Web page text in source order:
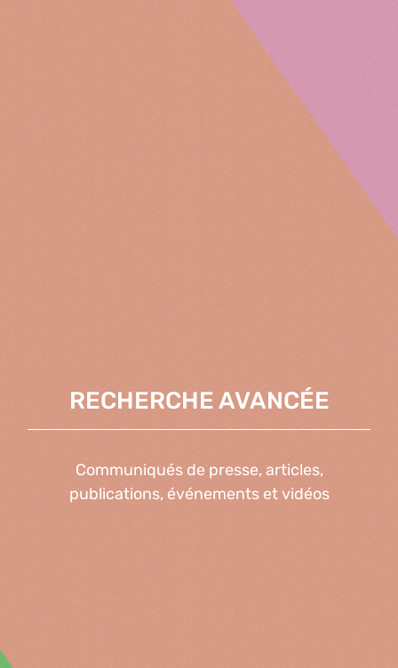
RECHERCHE AVANCÉE
Communiqués de presse, articles,
publications, événements et vidéos